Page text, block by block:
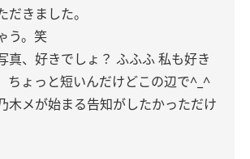
きました。
う。笑
真、好きでしょ？ ふふふ私も好き
ちょっと短いんだけどこの辺で^_^
木メが始まる告知がしたかっただけ